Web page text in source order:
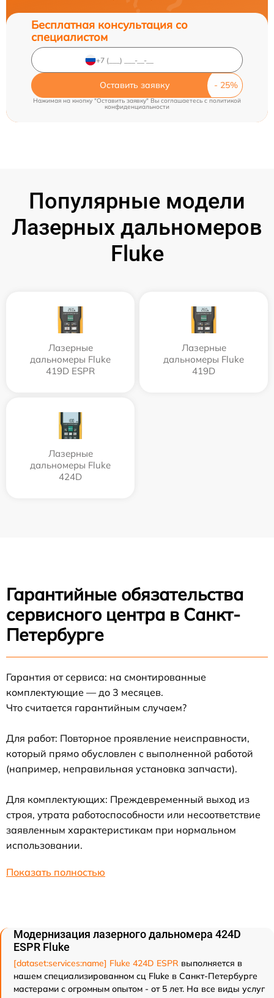
Бесплатная консультация со
специалистом
Оставить заявку
Нажимая на кнопку "Оставить заявку" Вы соглашаетесь cполитикой
конфиденциальности
Популярные модели
Лазерных дальномеров
Fluke
Лазерные
дальномеры Fluke
419D ESPR
Лазерные
дальномеры Fluke
419D
Лазерные
дальномеры Fluke
424D
Гарантийные обязательства
сервисного центра в Санкт-
Петербурге
Гарантия от сервиса: на смонтированные
комплектующие — до 3 месяцев.
Что считается гарантийным случаем?
Для работ: Повторное проявление неисправности,
который прямо обусловлен с выполненной работой
(например, неправильная установка запчасти).
Для комплектующих: Преждевременный выход из
строя, утрата работоспособности или несоответствие
заявленным характеристикам при нормальном
использовании.
Показать полностью
Модернизация лазерного дальномера 424D
ESPR Fluke
[dataset:services:name] Fluke 424D ESPR выполняется в
нашем специализированном сц Fluke в Санкт-Петербурге
мастерами с огромным опытом - от 5 лет. На все виды услуг